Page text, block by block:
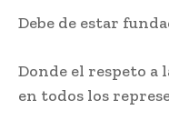
Debe de estar
Donde el respeto
en todos los